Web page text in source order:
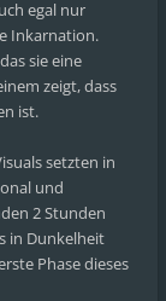
egal nur
Inkarnation.
sie eine
zeigt, dass
ist.
setzten in
und
2 Stunden
in Dunkelheit
Phase dieses